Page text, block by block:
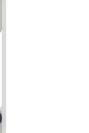
a kedvencekhez